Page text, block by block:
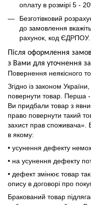
оплату в розмірі 5 -
Безготівковий
до замовлення
рахунок, код ЄДРПОУ.
Після оформлення
з Вами для уточнення
Повернення неякісного
Згідно із законом
повернути товар. Перша
Ви придбали товар з
право повернути такий
захист прав споживача».
в якому:
• усунення дефекту
• на усунення дефекту
• дефект змінює товар
опису в договорі про
Бракований товар